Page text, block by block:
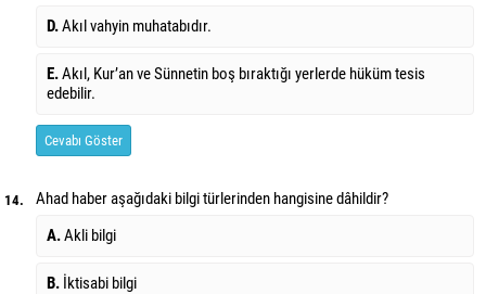
D.Akıl vahyin muhatabıdır.
E.Akıl, Kur’an ve Sünnetin boş bıraktığı yerlerde hüküm tesis
edebilir.
Cevabı Göster
14.
Ahad haber aşağıdaki bilgi türlerinden hangisine dâhildir?
A.Akli bilgi
B. İktisabi bilgi